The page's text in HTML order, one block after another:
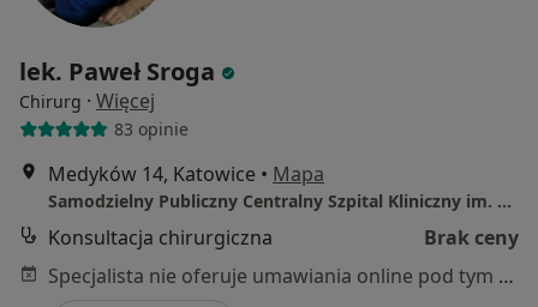
lek. Paweł Sroga
Chirurg · Więcej
83 opinie
Medyków 14, Katowice • Mapa
Samodzielny Publiczny Centralny Szpital Kliniczny im. prof. Kornela Gibińskiego Śląskiego Uniwersytetu Medycznego w Katowicach
Konsultacja chirurgiczna
Brak ceny
Specjalista nie oferuje umawiania online pod tym adresem.